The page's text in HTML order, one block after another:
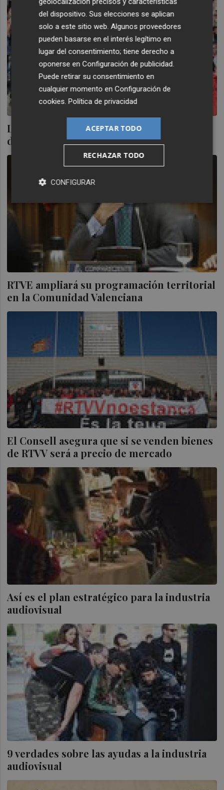
Los pasos tras el envío del burofax a los
despedidos de RTVV
RTVE ampliará su programación territorial
en la Comunidad Valenciana
El Consell asegura que si se venden bienes
de RTVV será a precio de mercado
Así es el plan estratégico para la industria
audiovisual
9 verdades sobre las ayudas a la industria
audiovisual
del dispositivo. Sus elecciones se aplican
solo a este sitio web. Algunos proveedores
pueden basarse en el interés legítimo en
lugar del consentimiento; tiene derecho a
oponerse enConfiguración de publicidad.
Puede retirar su consentimiento en
cualquier momento enConfiguración de
cookies.Política de privacidad
ACEPTAR TODO
RECHAZAR TODO
CONFIGURAR